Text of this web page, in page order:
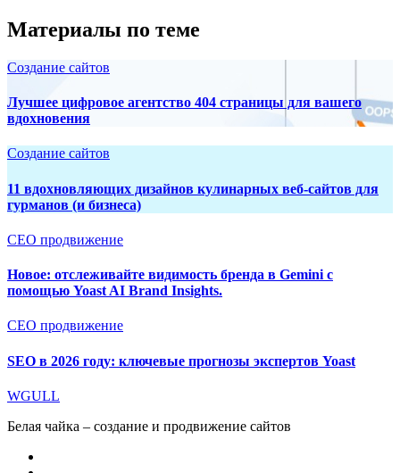
Материалы по теме
Создание сайтов
Лучшее цифровое агентство 404 страницы для вашего
вдохновения
Создание сайтов
11 вдохновляющих дизайнов кулинарных веб-сайтов для
гурманов (и бизнеса)
СЕО продвижение
Новое: отслеживайте видимость бренда в Gemini с
помощью Yoast AI Brand Insights.
СЕО продвижение
SEO в 2026 году: ключевые прогнозы экспертов Yoast
WGULL
Белая чайка – создание и продвижение сайтов